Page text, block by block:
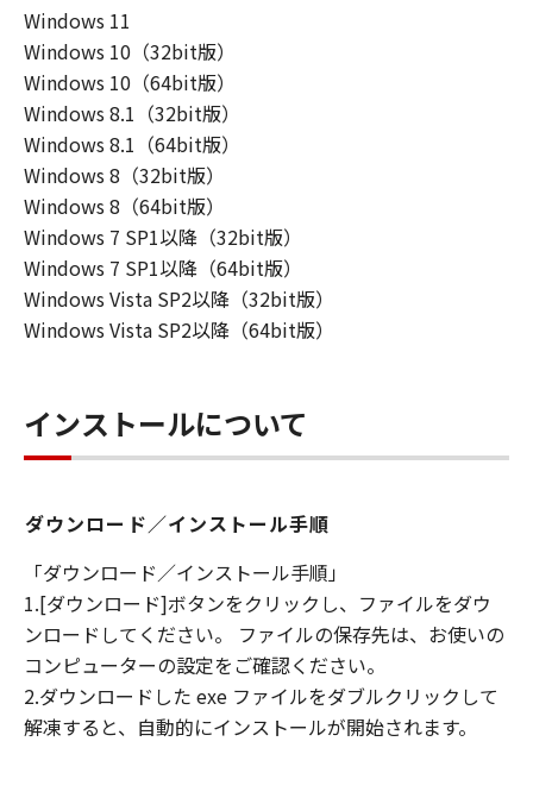
Windows 11
Windows 10（32bit版）
Windows 10（64bit版）
Windows 8.1（32bit版）
Windows 8.1（64bit版）
Windows 8（32bit版）
Windows 8（64bit版）
Windows 7 SP1以降（32bit版）
Windows 7 SP1以降（64bit版）
Windows Vista SP2以降（32bit版）
Windows Vista SP2以降（64bit版）
インストールについて
ダウンロード／インストール手順
「ダウンロード／インストール手順」
1.[ダウンロード]ボタンをクリックし、ファイルをダウ
ンロードしてください。 ファイルの保存先は、お使いの
コンピューターの設定をご確認ください。
2.ダウンロードした exe ファイルをダブルクリックして
解凍すると、自動的にインストールが開始されます。